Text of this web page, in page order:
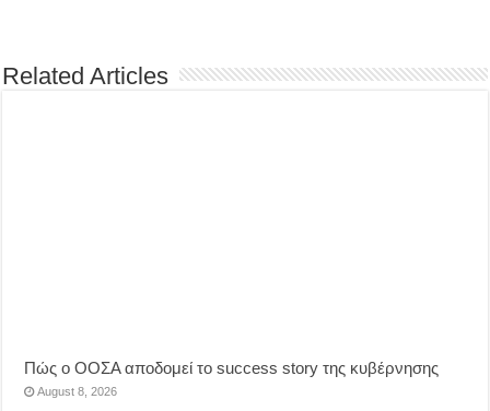
Related Articles
Πώς ο ΟΟΣΑ αποδομεί το success story της κυβέρνησης
August 8, 2026